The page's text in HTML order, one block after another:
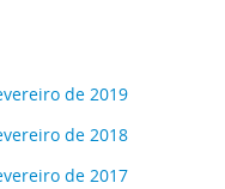
de 2019
de 2018
de 2017